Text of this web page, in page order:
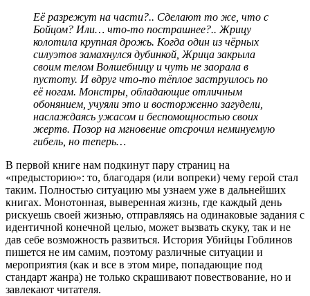
Её разрежут на части?.. Сделают то же, что с
Бойцом? Или… что-то пострашнее?.. Жрицу
колотила крупная дрожь. Когда один из чёрных
силуэтов замахнулся дубинкой, Жрица закрыла
своим телом Волшебницу и чуть не заорала в
пустоту. И вдруг что-то тёплое заструилось по
её ногам. Монстры, обладающие отличным
обонянием, учуяли это и восторженно загудели,
наслаждаясь ужасом и беспомощностью своих
жертв. Позор на мгновение отсрочил неминуемую
гибель, но теперь…
В первой книге нам подкинут пару страниц на
«предысторию»: то, благодаря (или вопреки) чему герой стал
таким. Полностью ситуацию мы узнаем уже в дальнейших
книгах. Монотонная, выверенная жизнь, где каждый день
рискуешь своей жизнью, отправляясь на одинаковые задания с
идентичной конечной целью, может вызвать скуку, так и не
дав себе возможность развиться. История Убийцы Гоблинов
пишется не им самим, поэтому различные ситуации и
мероприятия (как и все в этом мире, попадающие под
стандарт жанра) не только скрашивают повествование, но и
завлекают читателя.